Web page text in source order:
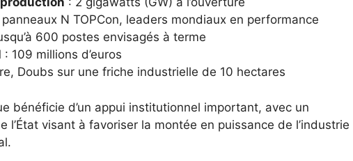
panneaux N TOPCon, leaders mondiaux en performance
600 postes envisagés à terme
: 109 millions d’euros
Doubs sur une friche industrielle de 10 hectares
bénéficie d’un appui institutionnel important, avec un
l’État visant à favoriser la montée en puissance de l’industrie